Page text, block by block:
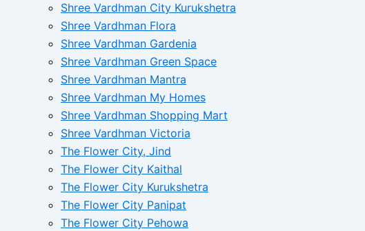
Shree Vardhman City Kurukshetra
Shree Vardhman Flora
Shree Vardhman Gardenia
Shree Vardhman Green Space
Shree Vardhman Mantra
Shree Vardhman My Homes
Shree Vardhman Shopping Mart
Shree Vardhman Victoria
The Flower City, Jind
The Flower City Kaithal
The Flower City Kurukshetra
The Flower City Panipat
The Flower City Pehowa